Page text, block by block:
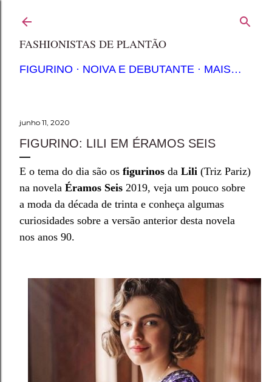
FASHIONISTAS DE PLANTÃO
FIGURINO NOIVA E DEBUTANTE MAIS…
junho 11, 2020
FIGURINO: LILI EM ÉRAMOS SEIS
E o tema do dia são os figurinos da Lili (Triz Pariz)
na novela Éramos Seis 2019, veja um pouco sobre
a moda da década de trinta e conheça algumas
curiosidades sobre a versão anterior desta novela
nos anos 90.